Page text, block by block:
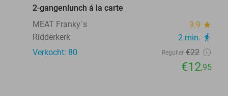
2-gangenlunch á la carte
MEAT Franky´s
9.9 star
Ridderkerk 2 min. directions_walk
Verkocht: 80 Regulier €22
€12,95